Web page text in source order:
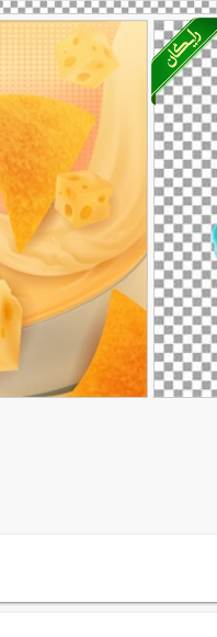
با کیفیت ساندویج های
کوچک در ظرف غذا